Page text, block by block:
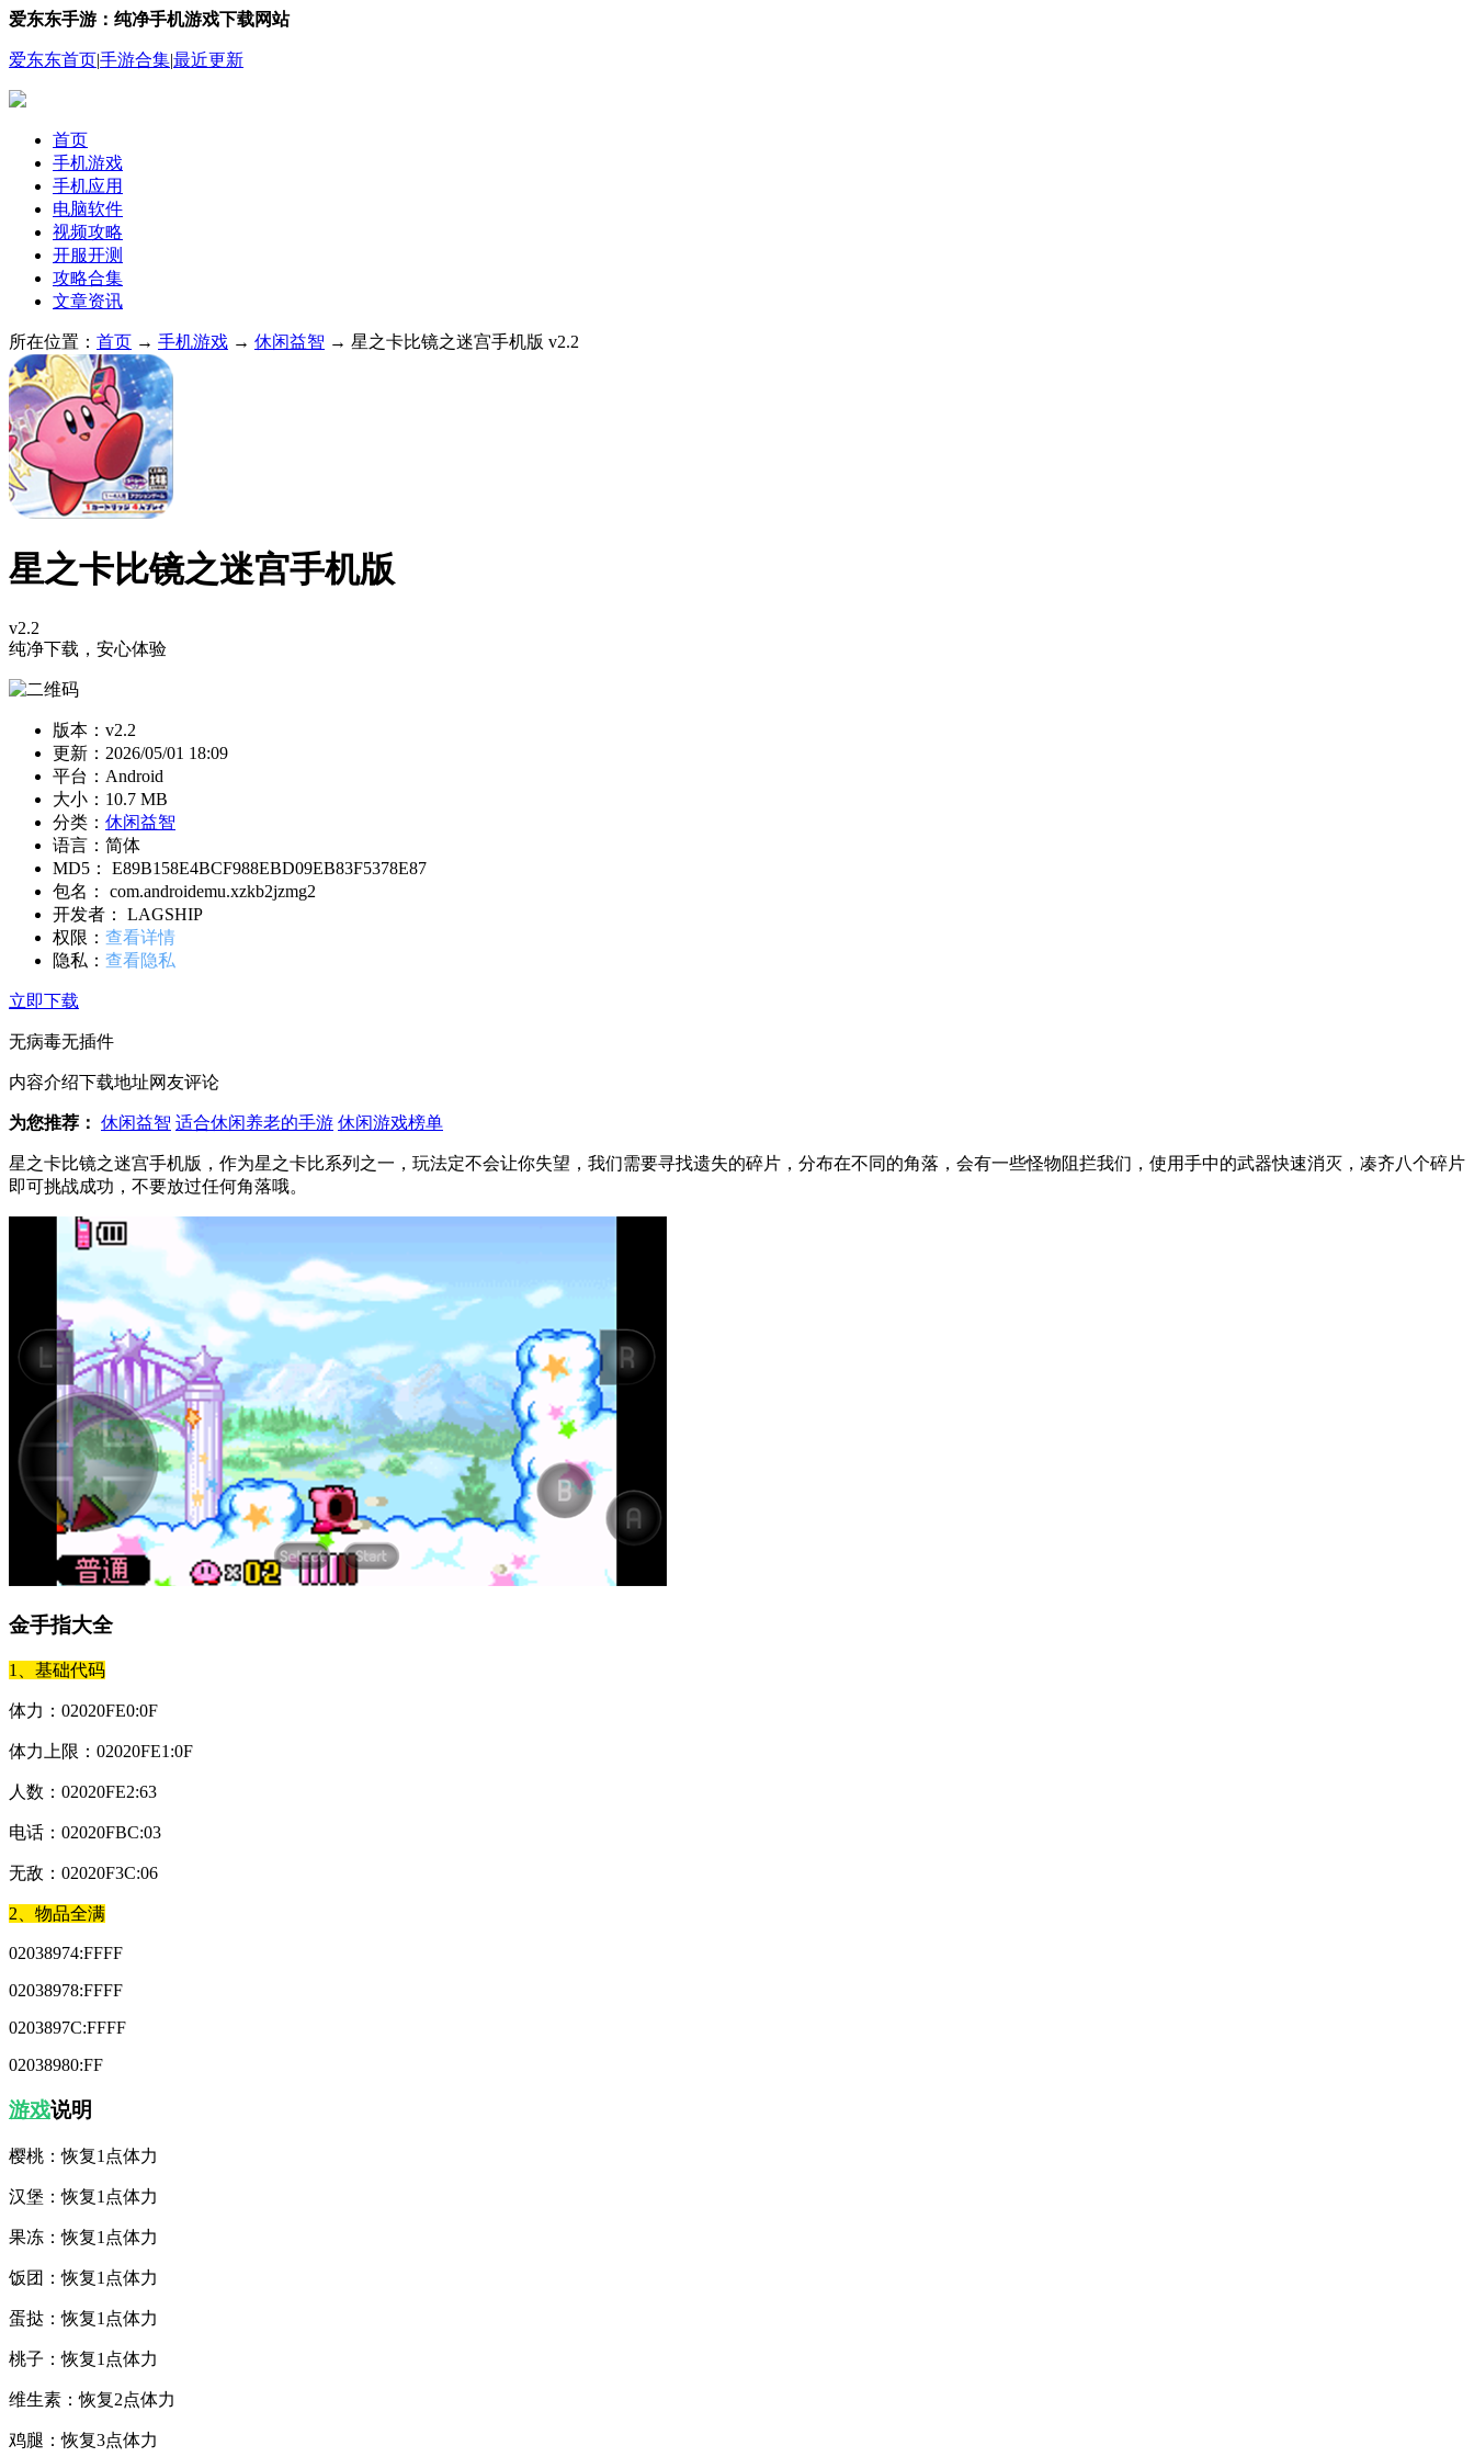
爱东东手游：纯净手机游戏下载网站
爱东东首页|手游合集|最近更新
首页
手机游戏
手机应用
电脑软件
视频攻略
开服开测
攻略合集
文章资讯
所在位置： 首页 → 手机游戏 → 休闲益智 → 星之卡比镜之迷宫手机版 v2.2
星之卡比镜之迷宫手机版
v2.2
纯净下载，安心体验
版本：v2.2
更新： 2026/05/01 18:09
平台：Android
大小：10.7 MB
分类： 休闲益智
语言：简体
MD5： E89B158E4BCF988EBD09EB83F5378E87
包名： com.androidemu.xzkb2jzmg2
开发者： LAGSHIP
权限： 查看详情
隐私： 查看隐私
立即下载
无病毒无插件
内容介绍下载地址网友评论
为您推荐： 休闲益智 适合休闲养老的手游 休闲游戏榜单
星之卡比镜之迷宫手机版，作为星之卡比系列之一，玩法定不会让你失望，我们需要寻找遗失的碎片，分布在不同的角落，会有一些怪物阻拦我们，使用手中的武器快速消灭，凑齐八个碎片
即可挑战成功，不要放过任何角落哦。
金手指大全
1、基础代码
体力：02020FE0:0F
体力上限：02020FE1:0F
人数：02020FE2:63
电话：02020FBC:03
无敌：02020F3C:06
2、物品全满
02038974:FFFF
02038978:FFFF
0203897C:FFFF
02038980:FF
游戏说明
樱桃：恢复1点体力
汉堡：恢复1点体力
果冻：恢复1点体力
饭团：恢复1点体力
蛋挞：恢复1点体力
桃子：恢复1点体力
维生素：恢复2点体力
鸡腿：恢复3点体力